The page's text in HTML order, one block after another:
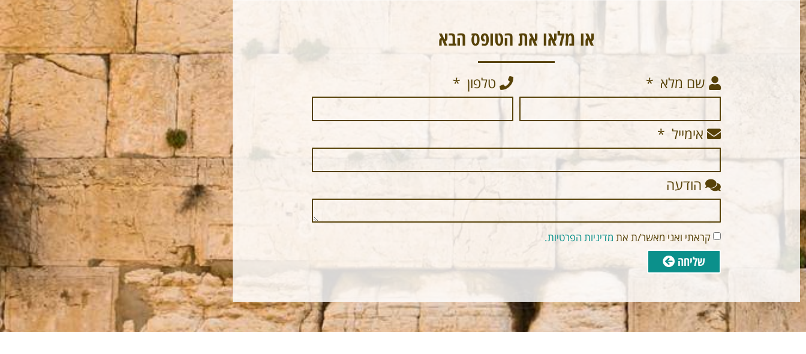
או מלאו את הטופס הבא
שם מלא טלפון
אימייל
הודעה
קראתי ואני מאשר/ת את מדיניות הפרטיות.
שליחה